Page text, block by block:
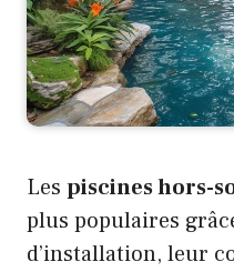
Les piscines hors-
plus populaires
d’installation, leur